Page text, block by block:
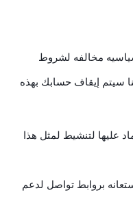
مخالفه لشروط
سيتم إيقاف حسابك بهذه
عليها لتنشيط لمثل هذا
بروابط تواصل لدعم